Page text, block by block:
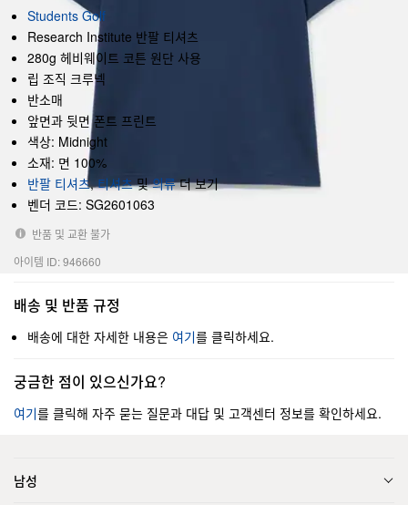
Students Golf
Research Institute 반팔 티셔츠
280g 헤비웨이트 코튼 원단 사용
립 조직 크루넥
반소매
앞면과 뒷면 폰트 프린트
색상: Midnight
소재: 면 100%
반팔 티셔츠,티셔츠및의류더 보기
벤더 코드: SG2601063
반품 및 교환 불가
아이템 ID: 946660
배송 및 반품 규정
배송에 대한 자세한 내용은 여기를 클릭하세요.
궁금한 점이 있으신가요?
여기를 클릭해 자주 묻는 질문과 대답 및 고객센터 정보를 확인하세요.
남성